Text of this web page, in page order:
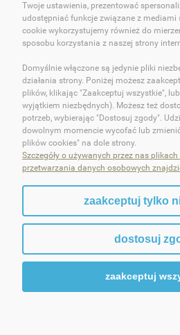
O OKEY DOKEY!
OBSŁUGA KLIENTA
POMOC
MOJE KONTO
pokaż pełną
Sklep internetowy
Twoje ustawienia, prezentować
udostępniać funkcje związane z mediami
cookie wykorzystujemy również do
sposobu korzystania z naszej strony
Domyślnie włączone są jedynie pliki
działania strony. Poniżej możesz
plików, klikając "Zaakceptuj wszystkie",
wyjątkiem niezbędnych). Możesz też
potrzeb, wybierając "Dostosuj zgody".
dowolnym momencie wycofać lub
plików cookies" na dole strony.
Szczegóły o używanych przez nas
przetwarzania danych osobowych
zaakceptuj tylko
dostosuj
zaakceptuj